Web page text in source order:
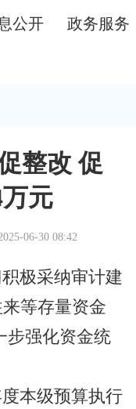
公开 政务服务
整改 促
元
06-30 08:42
极采纳审计建
等存量资金
步强化资金统
本级预算执行